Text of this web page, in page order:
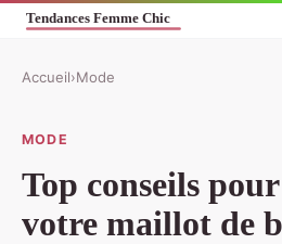
Accueil›Mode
MODE
Top conseils
votre maillot de